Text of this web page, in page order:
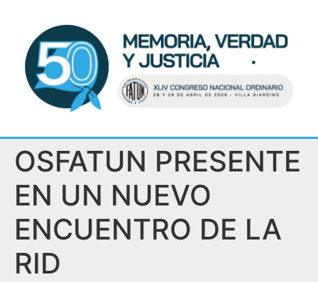
OSFATUN PRESENTE
EN UN NUEVO
ENCUENTRO DE LA
RID